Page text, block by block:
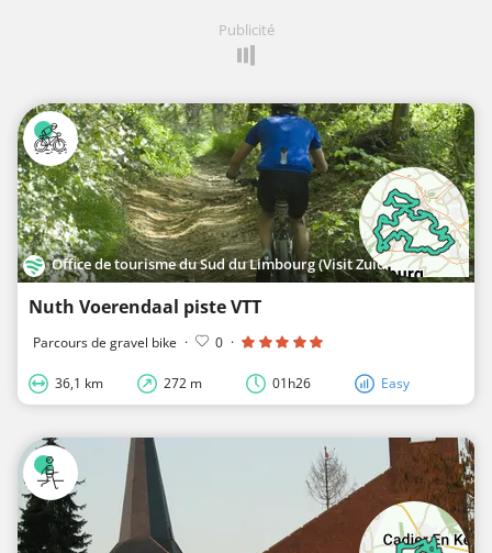
Publicité
Office de tourisme du Sud du Limbourg (Visit Zuid-Limburg)
Nuth Voerendaal piste VTT
Parcours de gravel bike · 0 ·
36,1 km 272 m 01h26 Easy